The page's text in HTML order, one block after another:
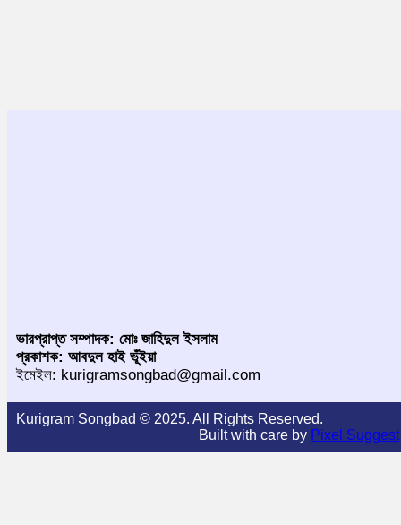
ভারপ্রাপ্ত সম্পাদক: মোঃ জাহিদুল ইসলাম
প্রকাশক: আবদুল হাই ভূঁইয়া
ইমেইল: kurigramsongbad@gmail.com
Kurigram Songbad © 2025. All Rights Reserved.
Built with care by Pixel Suggest